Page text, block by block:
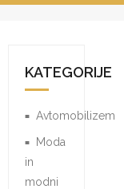
KATEGORIJE
Avtomobilizem
Moda
in
modni